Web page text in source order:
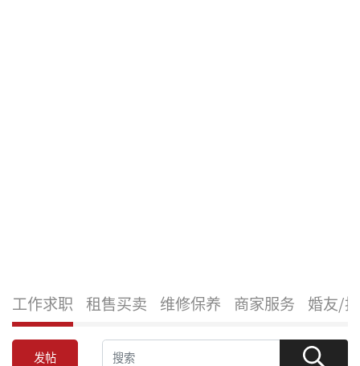
工作求职 租售买卖 维修保养 商家服务 婚友/
发帖